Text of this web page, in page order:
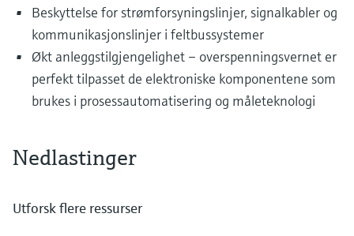
Beskyttelse for strømforsyningslinjer, signalkabler og
kommunikasjonslinjer i feltbussystemer
Økt anleggstilgjengelighet – overspenningsvernet er
perfekt tilpasset de elektroniske komponentene som
brukes i prosessautomatisering og måleteknologi
Nedlastinger
Utforsk flere ressurser